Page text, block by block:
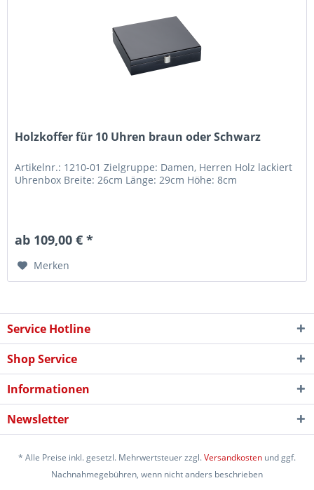
Holzkoffer für 10 Uhren braun oder Schwarz
Artikelnr.: 1210-01 Zielgruppe: Damen, Herren Holz lackiert
Uhrenbox Breite: 26cm Länge: 29cm Höhe: 8cm
ab 109,00 € *
Merken
Service Hotline
Shop Service
Informationen
Newsletter
* Alle Preise inkl. gesetzl. Mehrwertsteuer zzgl.Versandkosten und ggf.
Nachnahmegebühren, wenn nicht anders beschrieben